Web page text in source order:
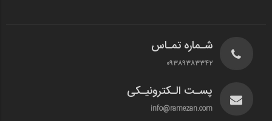
شـماره تمـاس
۰۹۳۸۹۳۸۳۳۴۲
پسـت الـکترونیـکی
info@ramezan.com